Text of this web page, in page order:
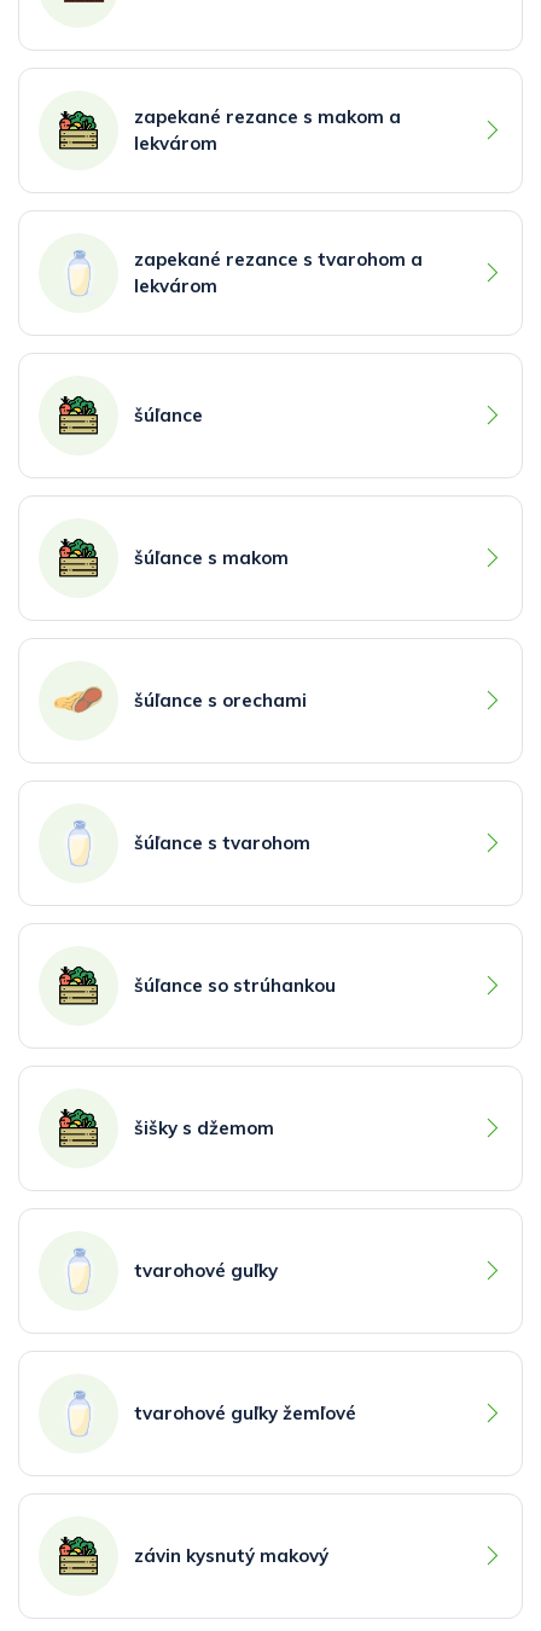
zapekané rezance s makom a
lekvárom
zapekané rezance s tvarohom a
lekvárom
šúľance
šúľance s makom
šúľance s orechami
šúľance s tvarohom
šúľance so strúhankou
šišky s džemom
tvarohové guľky
tvarohové guľky žemľové
závin kysnutý makový